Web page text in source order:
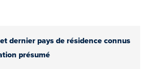
dernier pays de résidence connus
présumé